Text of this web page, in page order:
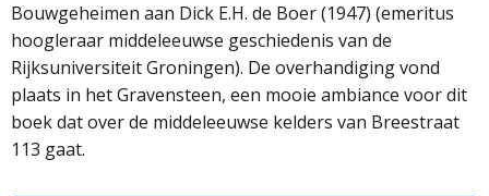
Bouwgeheimen aan Dick E.H. de Boer (1947) (emeritus
hoogleraar middeleeuwse geschiedenis van de
Rijksuniversiteit Groningen). De overhandiging vond
plaats in het Gravensteen, een mooie ambiance voor dit
boek dat over de middeleeuwse kelders van Breestraat
113 gaat.